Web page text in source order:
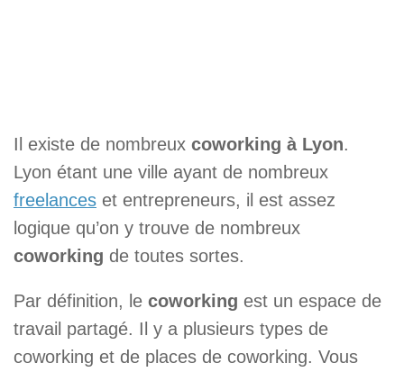
Il existe de nombreux coworking à Lyon.
Lyon étant une ville ayant de nombreux
freelances et entrepreneurs, il est assez
logique qu’on y trouve de nombreux
coworking de toutes sortes.
Par définition, le coworking est un espace de
travail partagé. Il y a plusieurs types de
coworking et de places de coworking. Vous